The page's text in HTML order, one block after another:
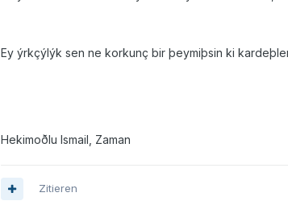
Ey ýrkçýlýk sen ne korkunç bir þeymiþsin ki
Hekimoðlu Ismail, Zaman
Zitieren